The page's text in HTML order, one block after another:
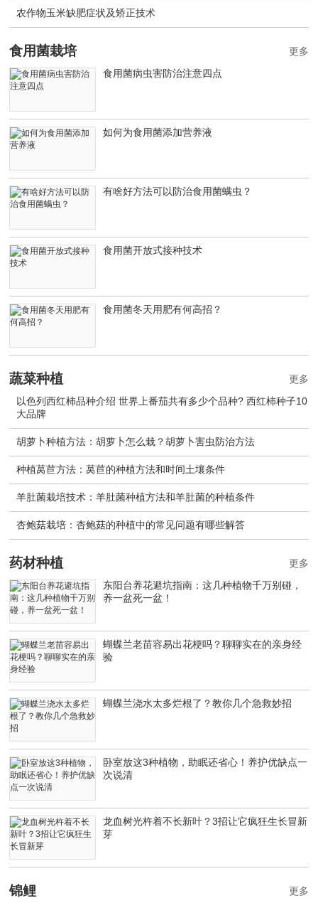
农作物玉米缺肥症状及矫正技术
食用菌栽培
食用菌病虫害防治注意四点
如何为食用菌添加营养液
有啥好方法可以防治食用菌螨虫？
食用菌开放式接种技术
食用菌冬天用肥有何高招？
更多
蔬菜种植
以色列西红柿品种介绍 世界上番茄共有多少个品种? 西红柿种子10
大品牌
胡萝卜种植方法：胡萝卜怎么栽？胡萝卜害虫防治方法
种植莴苣方法：莴苣的种植方法和时间土壤条件
羊肚菌栽培技术：羊肚菌种植方法和羊肚菌的种植条件
杏鲍菇栽培：杏鲍菇的种植中的常见问题有哪些解答
更多
药材种植
东阳台养花避坑指南：这几种植物千万别碰，
养一盆死一盆！
蝴蝶兰老苗容易出花梗吗？聊聊实在的亲身经
验
蝴蝶兰浇水太多烂根了？教你几个急救妙招
卧室放这3种植物，助眠还省心！养护优缺点一
次说清
龙血树光杵着不长新叶？3招让它疯狂生长冒新
芽
更多
锦鲤 更多